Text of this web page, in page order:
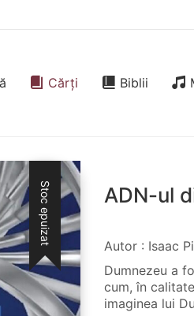
Cărți Biblii
Stoc epuizat ADN-ul
Autor : Isaac
Dumnezeu a
cum, în
imaginea lui